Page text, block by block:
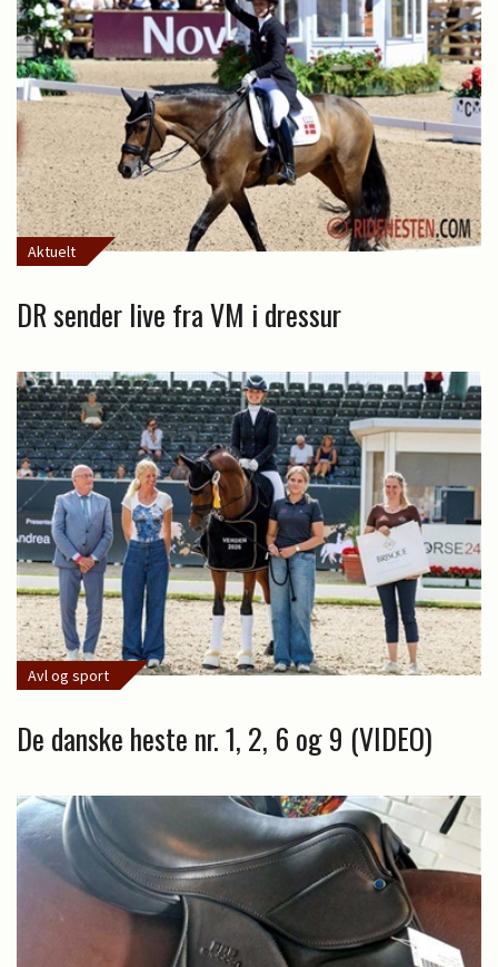
Aktuelt
DR sender live fra VM i dressur
Avl og sport
De danske heste nr. 1, 2, 6 og 9 (VIDEO)